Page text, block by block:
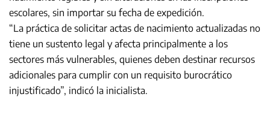
escolares, sin importar su fecha de expedición.
“La práctica de solicitar actas de nacimiento actualizadas no
tiene un sustento legal y afecta principalmente a los
sectores más vulnerables, quienes deben destinar recursos
adicionales para cumplir con un requisito burocrático
injustificado”, indicó la inicialista.